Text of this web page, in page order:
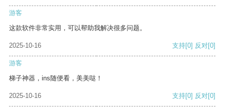
游客
这款软件非常实用，可以帮助我解决很多问题。
2025-10-16 支持[0] 反对[0]
游客
梯子神器，ins随便看，美美哒！
2025-10-16 支持[0] 反对[0]